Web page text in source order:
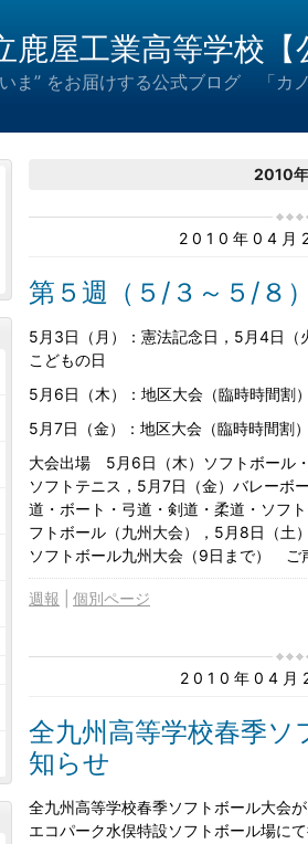
鹿屋工業高等学校
ま” をお届けする公式ブログ 「カ
2010
2010年04月
第５週（５/３～５/８
5月3日（月）：憲法記念日，5月4日
こどもの日
5月6日（木）：地区大会（臨時時間割
5月7日（金）：地区大会（臨時時間割
大会出場 5月6日（木）ソフトボール
ソフトテニス，5月7日（金）バレーボ
道・ボート・弓道・剣道・柔道・ソフ
フトボール（九州大会），5月8日（土
ソフトボール九州大会（9日まで） ご
週報 個別ページ
2010年04月
全九州高等学校春季
知らせ
全九州高等学校春季ソフトボール大会
エコパーク水俣特設ソフトボール場に